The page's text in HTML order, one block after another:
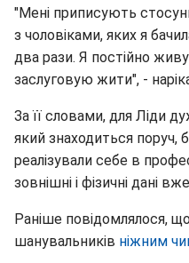
"Мені приписують
з чоловіками, яких я
два рази. Я постійно
заслуговую жити", -
За її словами, для Ліди
який знаходиться поруч,
реалізували себе в
зовнішні і фізичні дані
Раніше повідомлялося,
шанувальників ніжним